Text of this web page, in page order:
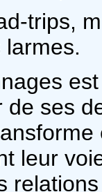
trips,
de ses
leur